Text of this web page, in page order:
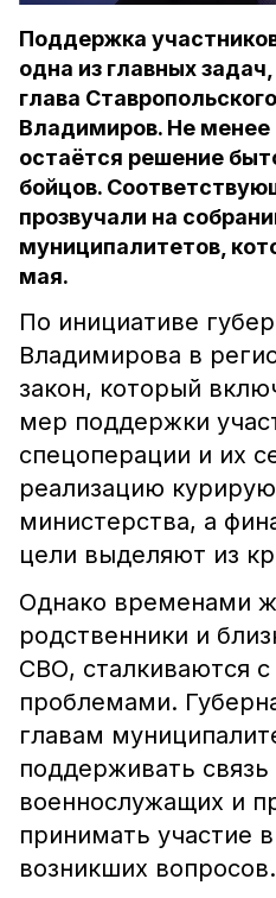
Поддержка
одна из главных
глава
Владимиров. Не
остаётся решение
бойцов.
прозвучали на
муниципалитетов,
мая.
По инициативе
Владимирова в
закон, который
мер поддержки
спецоперации и их
реализацию
министерства, а
цели выделяют из
Однако временами
родственники и
СВО, сталкиваются
проблемами.
главам
поддерживать
военнослужащих и
принимать участие
возникших вопросов.